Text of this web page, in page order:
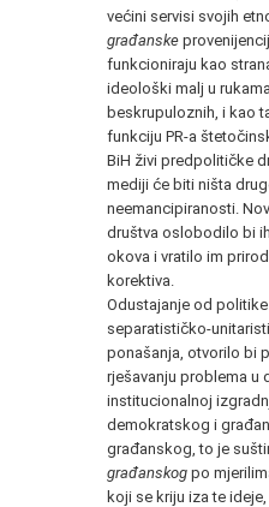
većini servisi svojih
građanske
funkcioniraju kao
ideološki malj u
beskrupuloznih, i kao
funkciju PR-a
BiH živi predpolitičke
mediji će biti ništa
neemancipiranosti.
društva oslobodilo bi
okova i vratilo im
korektiva.
Odustajanje od
separatističko-
ponašanja, otvorilo bi
rješavanju problema u
institucionalnoj
demokratskog i
građanskog, to je
građanskog po
koji se kriju iza te ideje,